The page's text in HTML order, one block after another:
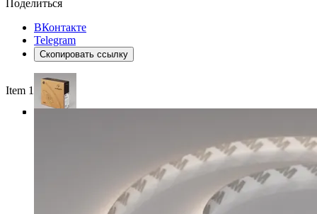
Поделиться
ВКонтакте
Telegram
Скопировать ссылку
Item 1 of 4